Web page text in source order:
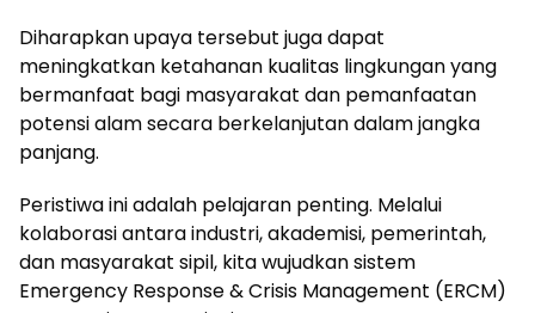
Diharapkan upaya tersebut juga dapat
meningkatkan ketahanan kualitas lingkungan yang
bermanfaat bagi masyarakat dan pemanfaatan
potensi alam secara berkelanjutan dalam jangka
panjang.
Peristiwa ini adalah pelajaran penting. Melalui
kolaborasi antara industri, akademisi, pemerintah,
dan masyarakat sipil, kita wujudkan sistem
Emergency Response & Crisis Management (ERCM)